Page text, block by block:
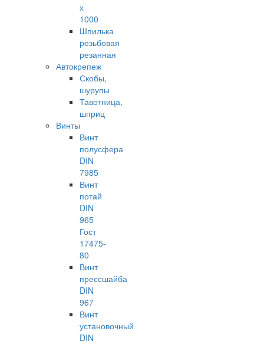
х
1000
Шпилька
резьбовая
резанная
Автокрепеж
Скобы,
шурупы
Тавотница,
шприц
Винты
Винт
полусфера
DIN
7985
Винт
потай
DIN
965
Гост
17475-
80
Винт
прессшайба
DIN
967
Винт
установочный
DIN